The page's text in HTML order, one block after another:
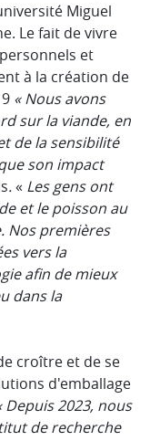
Miguel
Le fait de vivre
et
à la création de
« Nous avons
sur la viande, en
de la sensibilité
son impact
.« Les gens ont
et le poisson au
Nos premières
vers la
afin de mieux
dans la
croître et de se
d'emballage
Depuis 2023, nous
de recherche